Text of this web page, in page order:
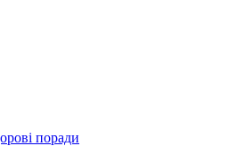
поради